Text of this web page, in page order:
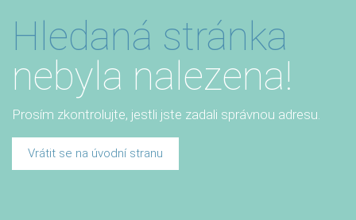
Hledaná stránka
nebyla nalezena!
Prosím zkontrolujte, jestli jste zadali správnou adresu.
Vrátit se na úvodní stranu